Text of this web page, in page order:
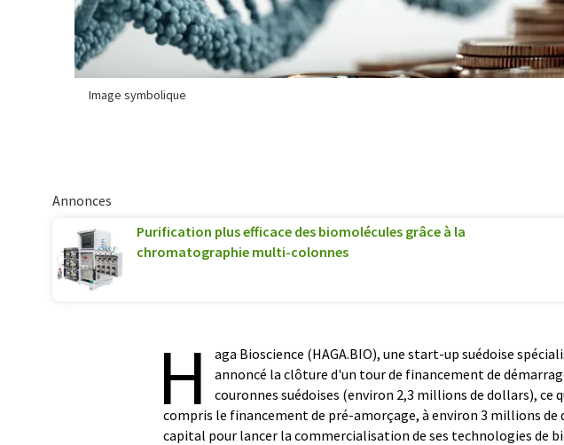
Image symbolique
Annonces
Purification plus efficace des biomolécules grâce à la
chromatographie multi-colonnes
H
aga Bioscience (HAGA.BIO), une start-up suédoise
annoncé la clôture d'un tour de financement de
couronnes suédoises (environ 2,3 millions de dollars),
compris le financement de pré-amorçage, à environ 3 millions de
capital pour lancer la commercialisation de ses technologies de